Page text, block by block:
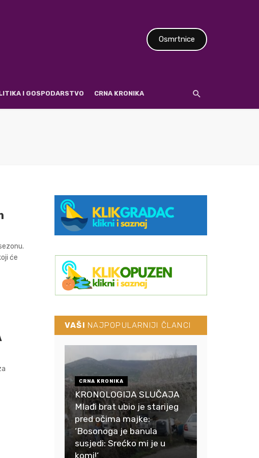
Osmrtnice
I GOSPODARSTVO CRNA KRONIKA
će
VAŠI NAJPOPULARNIJI ČLANCI
CRNA KRONIKA
KRONOLOGIJA SLUČAJA
Mlađi brat ubio je starijeg
pred očima majke:
‘Bosonoga je banula
susjedi: Srećko mi je u
komi!‘